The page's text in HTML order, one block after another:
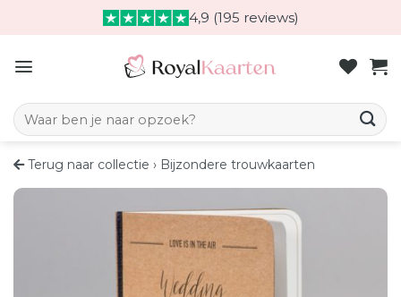
4,9 (195 reviews)
Zoeken naar:
Terug naar collectie › Bijzondere trouwkaarten